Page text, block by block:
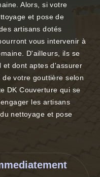
Alors, si votre
et pose de
artisans dotés
vous intervenir à
D'ailleurs, ils se
et dont aptes d'assurer
votre gouttière selon
DK Couverture qui se
les artisans
nettoyage et pose